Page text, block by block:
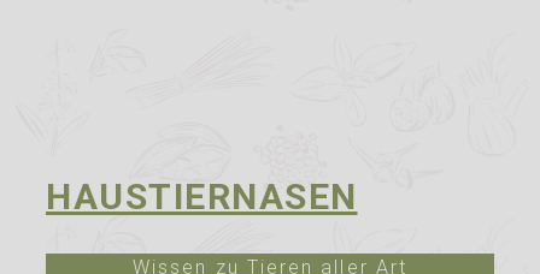
HAUSTIERNASEN
Wissen zu Tieren aller Art